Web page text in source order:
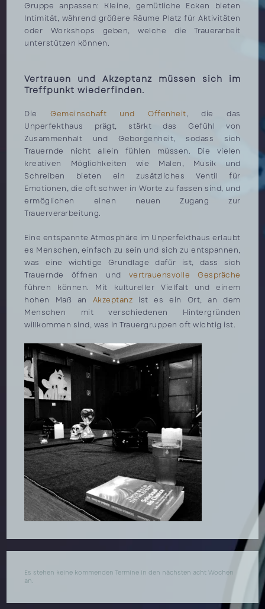
Gruppe anpassen: Kleine, gemütliche Ecken bieten
Intimität, während größere Räume Platz für Aktivitäten
oder Workshops geben, welche die Trauerarbeit
unterstützen können.
Vertrauen und Akzeptanz müssen sich im
Treffpunkt wiederfinden.
DieGemeinschaft und Offenheit, die das
Unperfekthaus prägt, stärkt das Gefühl von
Zusammenhalt und Geborgenheit, sodass sich
Trauernde nicht allein fühlen müssen. Die vielen
kreativen Möglichkeiten wie Malen, Musik und
Schreiben bieten ein zusätzliches Ventil für
Emotionen, die oft schwer in Worte zu fassen sind, und
ermöglichen einen neuen Zugang zur
Trauerverarbeitung.
Eine entspannte Atmosphäre im Unperfekthaus erlaubt
es Menschen, einfach zu sein und sich zu entspannen,
was eine wichtige Grundlage dafür ist, dass sich
Trauernde öffnen und vertrauensvolle Gespräche
führen können. Mit kultureller Vielfalt und einem
hohen Maß an Akzeptanz ist es ein Ort, an dem
Menschen mit verschiedenen Hintergründen
willkommen sind, was in Trauergruppen oft wichtig ist.
Es stehen keine kommenden Termine in den nächsten acht Wochen
an.